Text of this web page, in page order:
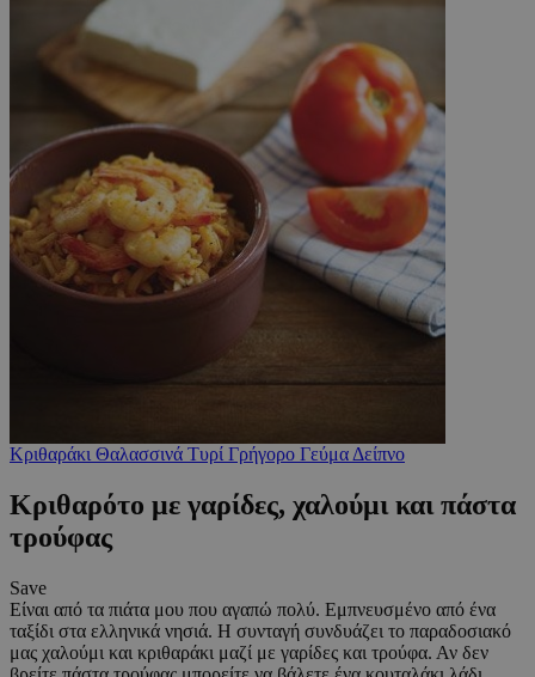
Κριθαράκι Θαλασσινά Τυρί Γρήγορο Γεύμα Δείπνο
Κριθαρότο με γαρίδες, χαλούμι και πάστα
τρούφας
Save
Είναι από τα πιάτα μου που αγαπώ πολύ. Εμπνευσμένο από ένα
ταξίδι στα ελληνικά νησιά. Η συνταγή συνδυάζει το παραδοσιακό
μας χαλούμι και κριθαράκι μαζί με γαρίδες και τρούφα. Αν δεν